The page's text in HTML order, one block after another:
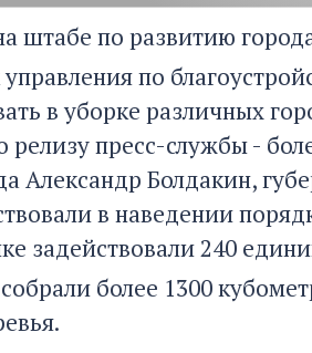
штабе по развитию
по
в уборке различных
релизу пресс-службы -
Александр Болдакин,
в наведении
задействовали 240
более 1300